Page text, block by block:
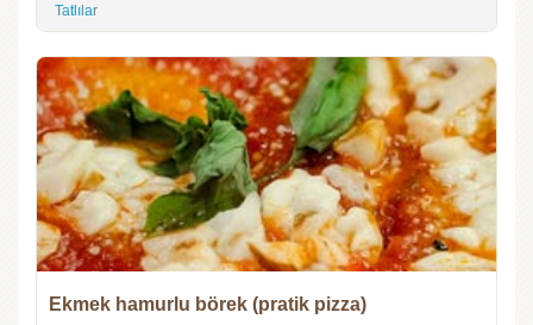
Tatlılar
Ekmek hamurlu börek (pratik pizza)